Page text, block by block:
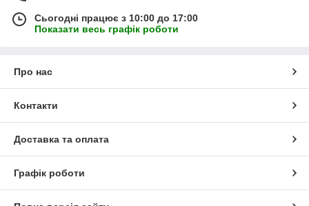
Сьогодні працює з 10:00 до 17:00
Показати весь графік роботи
Про нас
Контакти
Доставка та оплата
Графік роботи